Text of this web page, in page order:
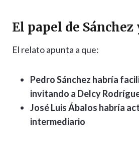
El papel de Sánchez
El relato apunta a que:
Pedro Sánchez habría
invitando a Delcy
José Luis Ábalos habría
intermediario